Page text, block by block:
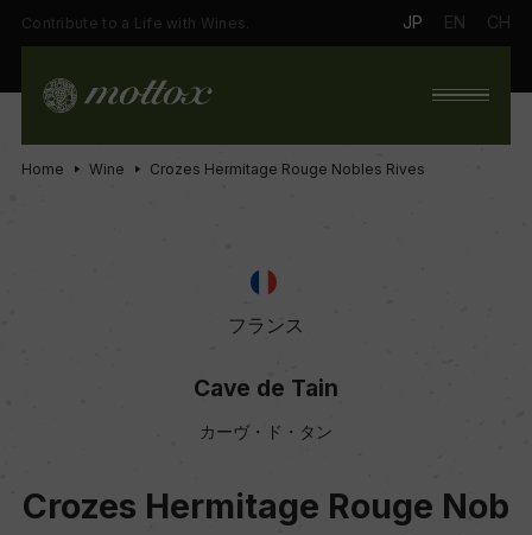
Contribute to a Life with Wines. JP EN CH
Home Wine Crozes Hermitage Rouge Nobles Rives
フランス
Cave de Tain
カーヴ・ド・タン
Crozes Hermitage Rouge Nob